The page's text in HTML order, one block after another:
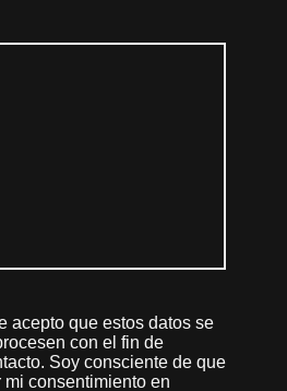
acepto que estos datos se
con el fin de
Soy consciente de que
mi consentimiento en